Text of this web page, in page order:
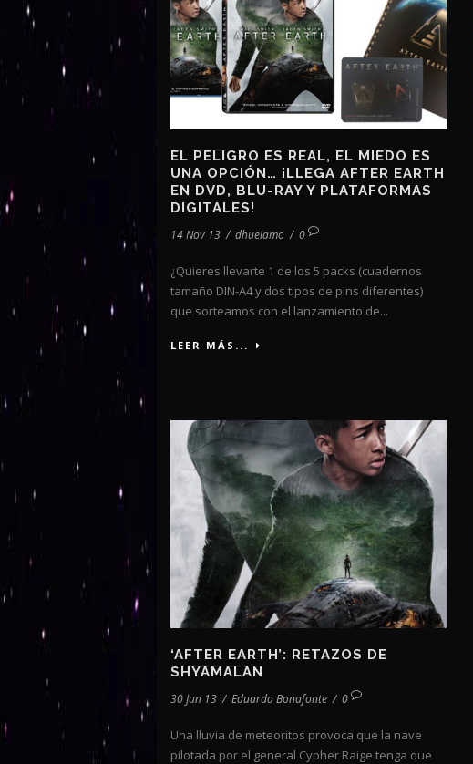
EL PELIGRO ES REAL, EL MIEDO ES
UNA OPCIÓN… ¡LLEGA AFTER EARTH
EN DVD, BLU-RAY Y PLATAFORMAS
DIGITALES!
14 Nov 13 / dhuelamo / 0
¿Quieres llevarte 1 de los 5 packs (cuadernos
tamaño DIN-A4 y dos tipos de pins diferentes)
que sorteamos con el lanzamiento de...
LEER MÁS...
‘AFTER EARTH’: RETAZOS DE
SHYAMALAN
30 Jun 13 / Eduardo Bonafonte / 0
Una lluvia de meteoritos provoca que la nave
pilotada por el general Cypher Raige tenga que